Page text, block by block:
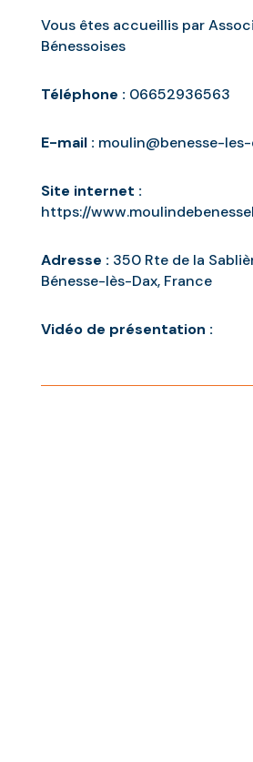
Vous êtes accueillis par
Bénessoises
Téléphone : 06652936563
E-mail : moulin@benesse-
Site internet :
https://
Adresse : 350 Rte de la
Bénesse-lès-Dax, France
Vidéo de présentation :